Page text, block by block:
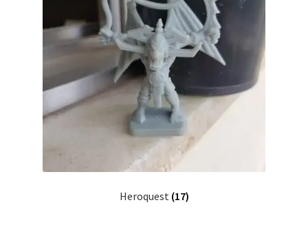
Heroquest (17)